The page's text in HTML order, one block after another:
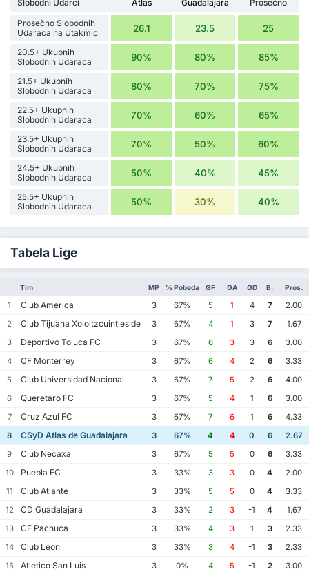
Slobodni Udarci Atlas Guadalajara
Prosečno
Prosečno Slobodnih
Udaraca na Utakmici
26.1 23.5 25
20.5+ Ukupnih
Slobodnih Udaraca
90% 80% 85%
21.5+ Ukupnih
Slobodnih Udaraca
80% 70% 75%
22.5+ Ukupnih
Slobodnih Udaraca
70% 60% 65%
23.5+ Ukupnih
Slobodnih Udaraca
70% 50% 60%
24.5+ Ukupnih
Slobodnih Udaraca
50% 40% 45%
25.5+ Ukupnih
Slobodnih Udaraca
50% 30% 40%
Tabela Lige
Tim MP % Pobeda GF GA GD B. Pros.
1 Club America 3 67% 5 1 4 7
2.00
2
Club Tijuana Xoloitzcuintles de Caliente
3 67% 4 1 3 7
1.67
3
Deportivo Toluca FC 3 67% 6 3 3 6
3.00
4
CF Monterrey 3 67% 6 4 2 6
3.33
5
Club Universidad Nacional 3 67% 7 5 2 6
4.00
6
Queretaro FC 3 67% 5 4 1 6
3.00
7
Cruz Azul FC 3 67% 7 6 1 6
4.33
8
CSyD Atlas de Guadalajara 3 67% 4 4 0 6
2.67
9
Club Necaxa 3 67% 5 5 0 6
3.33
10
Puebla FC 3 33% 3 3 0 4
2.00
11
Club Atlante 3 33% 5 5 0 4
3.33
12
CD Guadalajara 3 33% 2 3 -1 4
1.67
13
CF Pachuca 3 33% 4 3 1 3
2.33
14
Club Leon 3 33% 3 4 -1 3
2.33
15
Atletico San Luis 3 0% 4 5 -1 2
3.00